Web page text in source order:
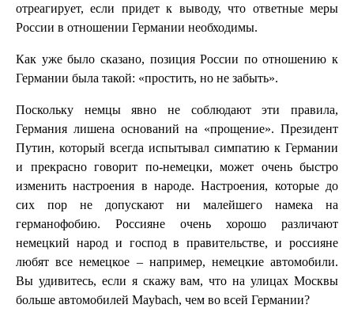
отреагирует, если придет к выводу, что ответные меры
России в отношении Германии необходимы.
Как уже было сказано, позиция России по отношению к
Германии была такой: «простить, но не забыть».
Поскольку немцы явно не соблюдают эти правила,
Германия лишена оснований на «прощение». Президент
Путин, который всегда испытывал симпатию к Германии
и прекрасно говорит по-немецки, может очень быстро
изменить настроения в народе. Настроения, которые до
сих пор не допускают ни малейшего намека на
германофобию. Россияне очень хорошо различают
немецкий народ и господ в правительстве, и россияне
любят все немецкое – например, немецкие автомобили.
Вы удивитесь, если я скажу вам, что на улицах Москвы
больше автомобилей Maybach, чем во всей Германии?